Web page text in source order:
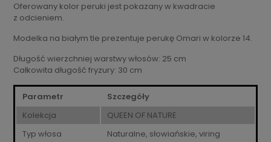
Oferowany kolor peruki jest pokazany w kwadracie
z odcieniem.
Modelka na białym tle prezentuje perukę Omari w kolorze 14.
Długość wierzchniej warstwy włosów: 25 cm
Całkowita długość fryzury: 30 cm
Parametr
Szczegóły
Kolekcja
QUEEN OF NATURE
Typ włosa
Naturalne, słowiańskie, viring